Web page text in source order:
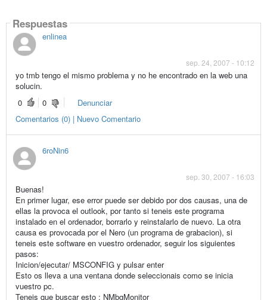
Respuestas
enlinea
sep. 24, 2007 - 10:12
yo tmb tengo el mismo problema y no he encontrado en la web una
solucin.
0
0
Denunciar
Comentarios (0) | Nuevo Comentario
6roNin6
sep. 30, 2007 - 16:03
Buenas!
En primer lugar, ese error puede ser debido por dos causas, una de
ellas la provoca el outlook, por tanto si teneis este programa
instalado en el ordenador, borrarlo y reinstalarlo de nuevo. La otra
causa es provocada por el Nero (un programa de grabacion), si
teneis este software en vuestro ordenador, seguir los siguientes
pasos:
Inicion/ejecutar/ MSCONFIG y pulsar enter
Esto os lleva a una ventana donde seleccionais como se inicia
vuestro pc.
Teneis que buscar esto : NMbgMonitor